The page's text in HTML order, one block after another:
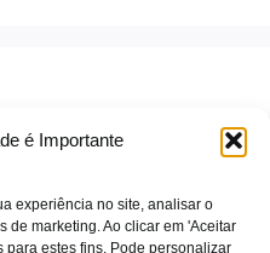
é Importante
experiência no site, analisar o
de marketing. Ao clicar em 'Aceitar
para estes fins. Pode personalizar